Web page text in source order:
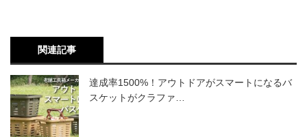
関連記事
達成率1500%！アウトドアがスマートになるバ
スケットがクラファ…